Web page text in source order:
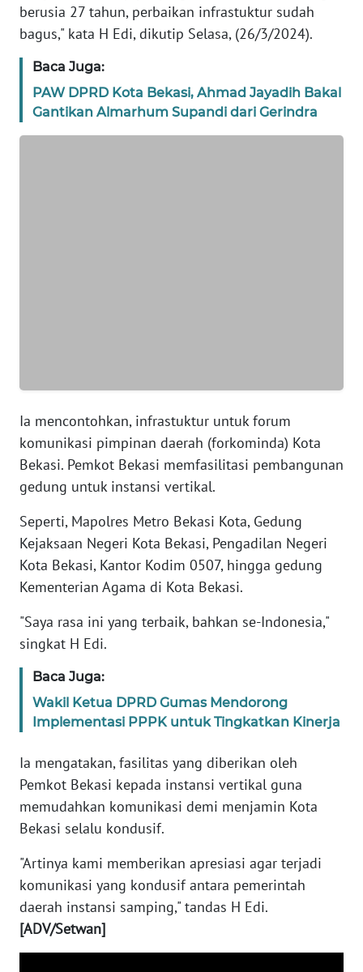
berusia 27 tahun, perbaikan infrastuktur sudah
bagus," kata H Edi, dikutip Selasa, (26/3/2024).
Baca Juga:
PAW DPRD Kota Bekasi, Ahmad Jayadih Bakal
Gantikan Almarhum Supandi dari Gerindra
Ia mencontohkan, infrastuktur untuk forum
komunikasi pimpinan daerah (forkominda) Kota
Bekasi. Pemkot Bekasi memfasilitasi pembangunan
gedung untuk instansi vertikal.
Seperti, Mapolres Metro Bekasi Kota, Gedung
Kejaksaan Negeri Kota Bekasi, Pengadilan Negeri
Kota Bekasi, Kantor Kodim 0507, hingga gedung
Kementerian Agama di Kota Bekasi.
"Saya rasa ini yang terbaik, bahkan se-Indonesia,"
singkat H Edi.
Baca Juga:
Wakil Ketua DPRD Gumas Mendorong
Implementasi PPPK untuk Tingkatkan Kinerja
Ia mengatakan, fasilitas yang diberikan oleh
Pemkot Bekasi kepada instansi vertikal guna
memudahkan komunikasi demi menjamin Kota
Bekasi selalu kondusif.
"Artinya kami memberikan apresiasi agar terjadi
komunikasi yang kondusif antara pemerintah
daerah instansi samping," tandas H Edi.
[ADV/Setwan]
Wahana
News
Regional
WN
SUMUT
KEPRI
WN
WN
PAPUA
BARAT
WN
SERAMBI
WN
JAMBI
WN
SULTRA
WN
SULTENG
WN